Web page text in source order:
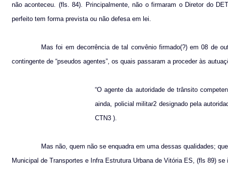
não aconteceu. (fls. 84). Principalmente, não o firmaram o Diretor do
perfeito tem forma prevista ou não defesa em lei.
Mas foi em decorrência de tal convênio firmado(?) em 08 de
contingente de “pseudos agentes”, os quais passaram a proceder às
“O agente da autoridade de trânsito
ainda, policial militar2 designado pela
CTN3 ).
Mas não, quem não se enquadra em uma dessas qualidades;
Municipal de Transportes e Infra Estrutura Urbana de Vitória ES, (fls 89)